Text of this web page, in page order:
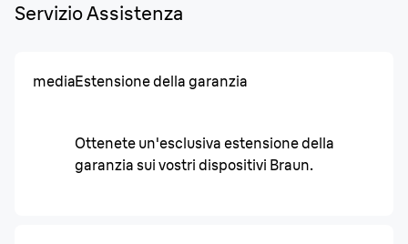
Servizio Assistenza
mediaEstensione della garanzia
Ottenete un'esclusiva estensione della
garanzia sui vostri dispositivi Braun.